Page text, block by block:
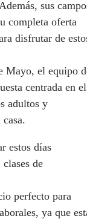
sus
completa oferta
disfrutar de
Mayo, el equipo
centrada en el
adultos y
estos días
de
perfecto para
ya que